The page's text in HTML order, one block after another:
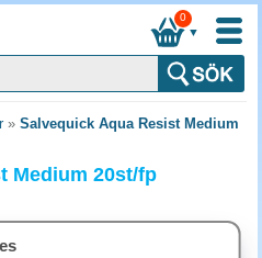
▼
0
» Salvequick Aqua Resist Medium
Medium 20st/fp